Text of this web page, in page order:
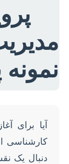
آیا برای
کارشناسی
دنبال یک